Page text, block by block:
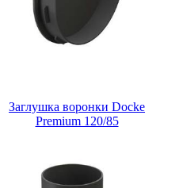
Заглушка воронки Docke
Premium 120/85